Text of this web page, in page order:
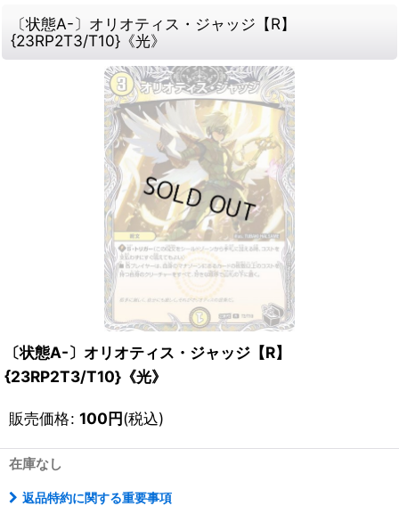
〔状態A-〕オリオティス・ジャッジ【R】
{23RP2T3/T10}《光》
〔状態A-〕オリオティス・ジャッジ【R】
{23RP2T3/T10}《光》
販売価格: 100円(税込)
在庫なし
返品特約に関する重要事項